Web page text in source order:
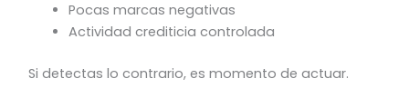
Pocas marcas negativas
Actividad crediticia controlada
Si detectas lo contrario, es momento de actuar.